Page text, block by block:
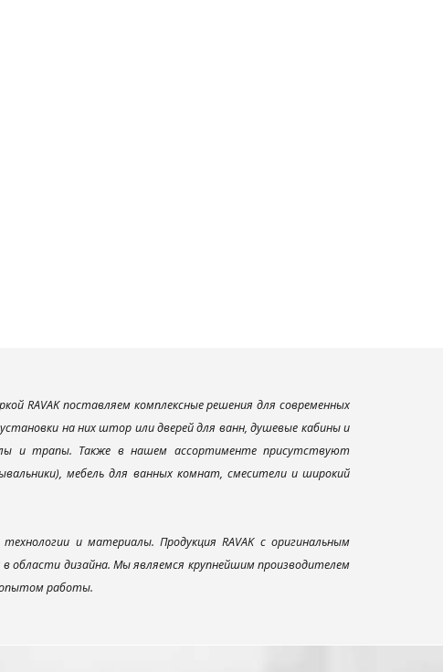
RAVAK поставляем комплексные решения для современных
на них штор или дверей для ванн, душевые кабины и
и трапы. Также в нашем ассортименте присутствуют
мебель для ванных комнат, смесители и широкий
и материалы. Продукция RAVAK с оригинальным
области дизайна. Мы являемся крупнейшим производителем
опытом работы.